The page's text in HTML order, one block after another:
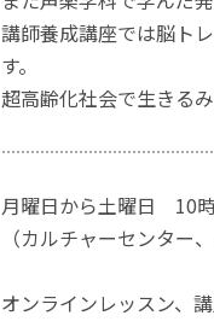
講師養成講座では脳ト
す。
超高齢化社会で生きる
月曜日から土曜日 10
（カルチャーセンター
オンラインレッスン、